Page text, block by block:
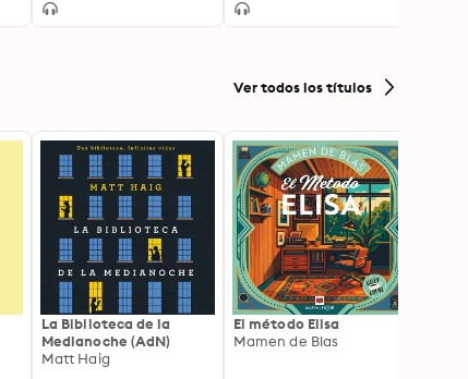
Ver todos los títulos
La Biblioteca de la
Medianoche (AdN)
Matt Haig
El método Elisa
Mamen de Blas